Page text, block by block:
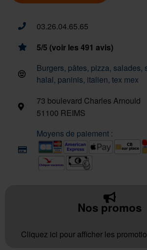
03.26.04.65.65
5/5 (voir les 491 avis)
Burgers, pâtes, pizza, salades,
halal, paninis, italien, tex mex
73 boulevard Charles Arnould
51100 REIMS
Moyens de paiement :
Nos promos
Cliquez ici pour afficher les